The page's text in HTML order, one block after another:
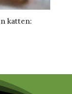
katten: